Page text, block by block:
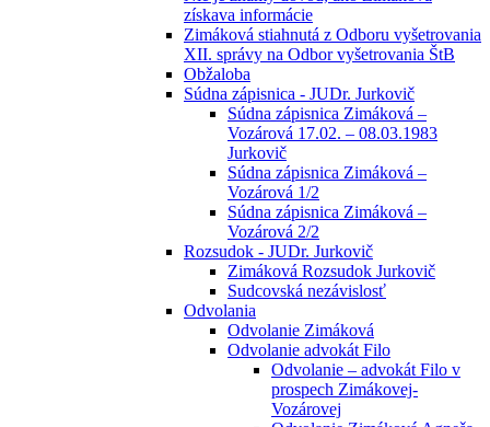
získava informácie
Zimáková stiahnutá z Odboru vyšetrovania
XII. správy na Odbor vyšetrovania ŠtB
Obžaloba
Súdna zápisnica - JUDr. Jurkovič
Súdna zápisnica Zimáková –
Vozárová 17.02. – 08.03.1983
Jurkovič
Súdna zápisnica Zimáková –
Vozárová 1/2
Súdna zápisnica Zimáková –
Vozárová 2/2
Rozsudok - JUDr. Jurkovič
Zimáková Rozsudok Jurkovič
Sudcovská nezávislosť
Odvolania
Odvolanie Zimáková
Odvolanie advokát Filo
Odvolanie – advokát Filo v
prospech Zimákovej-
Vozárovej